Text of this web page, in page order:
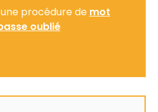
procédure de mot
oublié